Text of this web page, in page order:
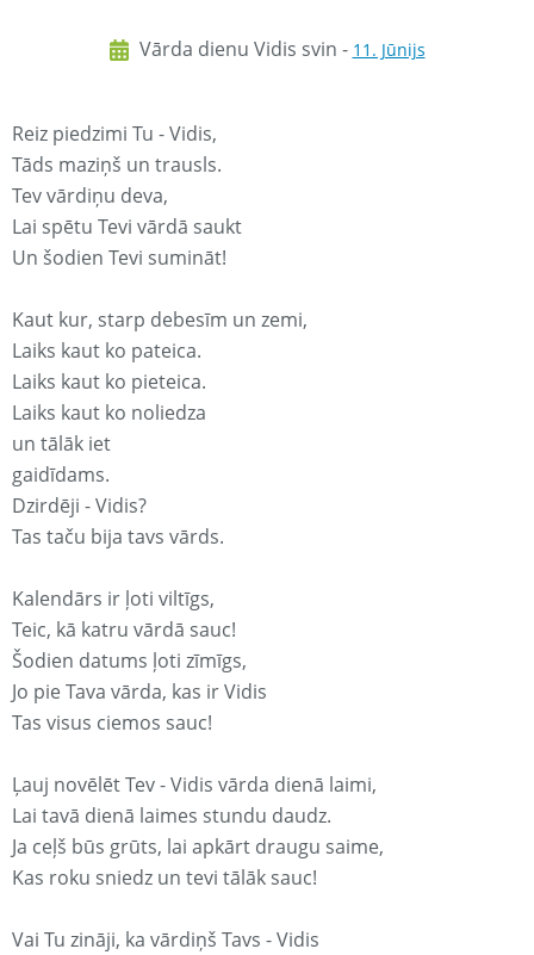
Vārda dienu Vidis svin - 11. Jūnijs
Reiz piedzimi Tu - Vidis,
Tāds maziņš un trausls.
Tev vārdiņu deva,
Lai spētu Tevi vārdā saukt
Un šodien Tevi sumināt!
Kaut kur, starp debesīm un zemi,
Laiks kaut ko pateica.
Laiks kaut ko pieteica.
Laiks kaut ko noliedza
un tālāk iet
gaidīdams.
Dzirdēji - Vidis?
Tas taču bija tavs vārds.
Kalendārs ir ļoti viltīgs,
Teic, kā katru vārdā sauc!
Šodien datums ļoti zīmīgs,
Jo pie Tava vārda, kas ir Vidis
Tas visus ciemos sauc!
Ļauj novēlēt Tev - Vidis vārda dienā laimi,
Lai tavā dienā laimes stundu daudz.
Ja ceļš būs grūts, lai apkārt draugu saime,
Kas roku sniedz un tevi tālāk sauc!
Vai Tu zināji, ka vārdiņš Tavs - Vidis